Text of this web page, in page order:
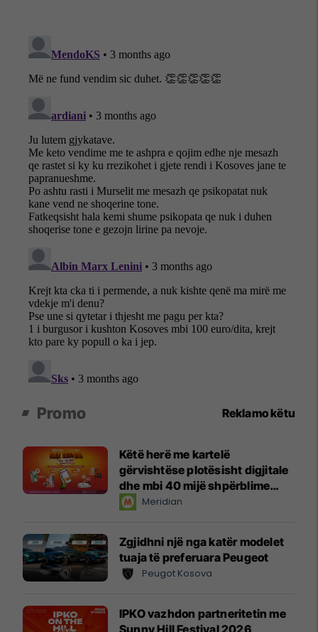
Promo Reklamo këtu
Këtë herë me kartelë
gërvishtëse plotësisht digjitale
dhe mbi 40 mijë shpërblime
instant!Meridian
Zgjidhni një nga katër modelet
tuaja të preferuara Peugeot
Peugot Kosova
IPKO vazhdon partneritetin me
Sunny Hill Festival 2026